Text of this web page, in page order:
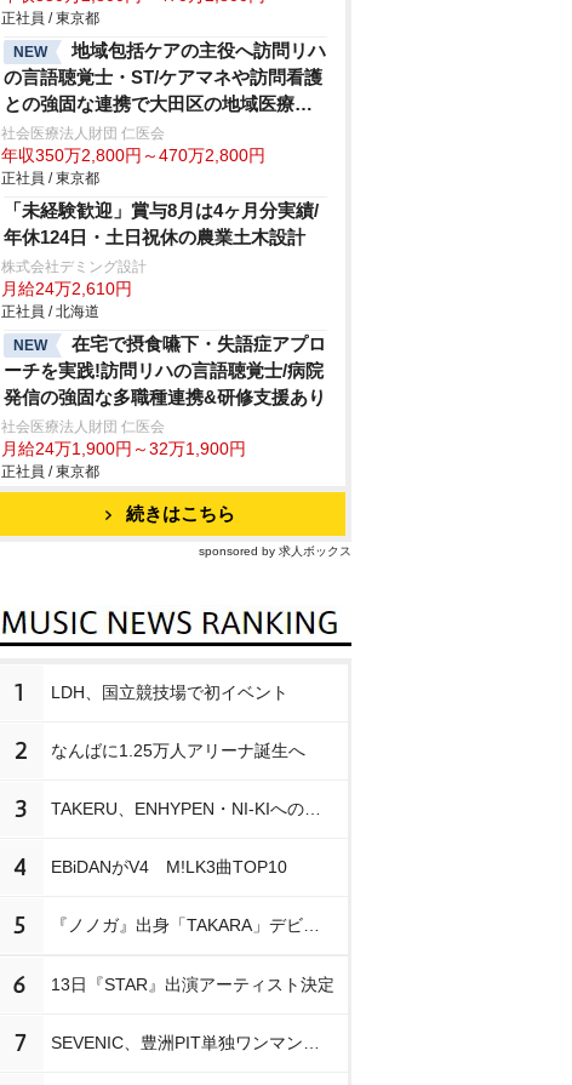
正社員 / 東京都
NEW
地域包括ケアの主役へ訪問リハ
の言語聴覚士・ST/ケアマネや訪問看護
との強固な連携で大田区の地域医療に
貢献病院発信の安心体制
社会医療法人財団 仁医会
年収350万2,800円～470万2,800円
正社員 / 東京都
「未経験歓迎」賞与8月は4ヶ月分実績/
年休124日・土日祝休の農業土木設計
株式会社デミング設計
月給24万2,610円
正社員 / 北海道
NEW
在宅で摂食嚥下・失語症アプロ
ーチを実践!訪問リハの言語聴覚士/病院
発信の強固な多職種連携&研修支援あり
社会医療法人財団 仁医会
月給24万1,900円～32万1,900円
正社員 / 東京都
続きはこちら
sponsored by 求人ボックス
1 LDH、国立競技場で初イベント
2 なんばに1.25万人アリーナ誕生へ
3
4 EBiDANがV4 M!LK3曲TOP10
5
6 13日『STAR』出演アーティスト決定
7